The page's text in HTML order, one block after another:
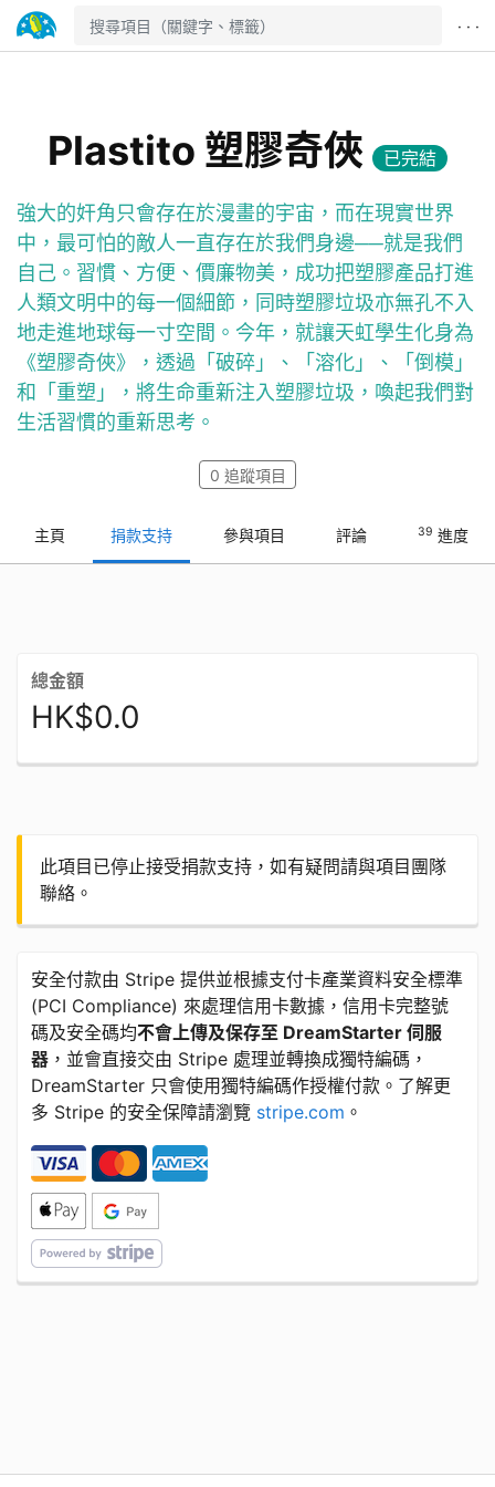
· · ·
Plastito 塑膠奇俠 已完結
強大的奸角只會存在於漫畫的宇宙，而在現實世界
中，最可怕的敵人一直存在於我們身邊──就是我們
自己。習慣、方便、價廉物美，成功把塑膠產品打進
人類文明中的每一個細節，同時塑膠垃圾亦無孔不入
地走進地球每一寸空間。今年，就讓天虹學生化身為
《塑膠奇俠》，透過「破碎」、「溶化」、「倒模」
和「重塑」，將生命重新注入塑膠垃圾，喚起我們對
生活習慣的重新思考。
0 追蹤項目
主頁 捐款支持 參與項目 評論 39 進度
總金額
HK$0.0
此項目已停止接受捐款支持，如有疑問請與項目團隊
聯絡。
安全付款由 Stripe 提供並根據支付卡產業資料安全標準
​(​PCI Compliance) 來處理信用卡數據，信用卡完整號
碼及安全碼均不會上傳及保存至 DreamStarter 伺服
器 ，並會直接交由 Stripe 處理並轉換成獨特編碼，
DreamStarter 只會使用獨特編碼作授權付款。了解更
多 Stripe 的安全保障請瀏覽 stripe.com 。